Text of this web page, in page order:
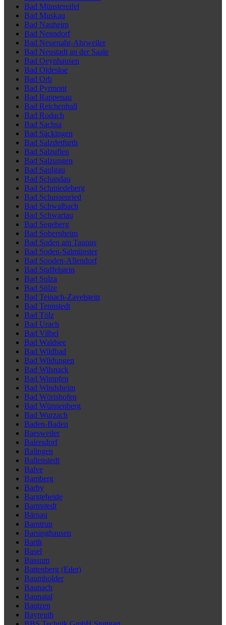
Bad Münstereifel
Bad Muskau
Bad Nauheim
Bad Nenndorf
Bad Neuenahr-Ahrweiler
Bad Neustadt an der Saale
Bad Oeynhausen
Bad Oldesloe
Bad Orb
Bad Pyrmont
Bad Rappenau
Bad Reichenhall
Bad Rodach
Bad Sachsa
Bad Säckingen
Bad Salzdetfurth
Bad Salzuflen
Bad Salzungen
Bad Saulgau
Bad Schandau
Bad Schmiedeberg
Bad Schussenried
Bad Schwalbach
Bad Schwartau
Bad Segeberg
Bad Sobernheim
Bad Soden am Taunus
Bad Soden-Salmünster
Bad Sooden-Allendorf
Bad Staffelstein
Bad Sulza
Bad Sülze
Bad Teinach-Zavelstein
Bad Tennstedt
Bad Tölz
Bad Urach
Bad Vilbel
Bad Waldsee
Bad Wildbad
Bad Wildungen
Bad Wilsnack
Bad Wimpfen
Bad Windsheim
Bad Wörishofen
Bad Wünnenberg
Bad Wurzach
Baden-Baden
Baesweiler
Baiersdorf
Balingen
Ballenstedt
Balve
Bamberg
Barby
Bargteheide
Barmstedt
Bärnau
Barntrup
Barsinghausen
Barth
Basel
Bassum
Battenberg (Eder)
Baumholder
Baunach
Baunatal
Bautzen
Bayreuth